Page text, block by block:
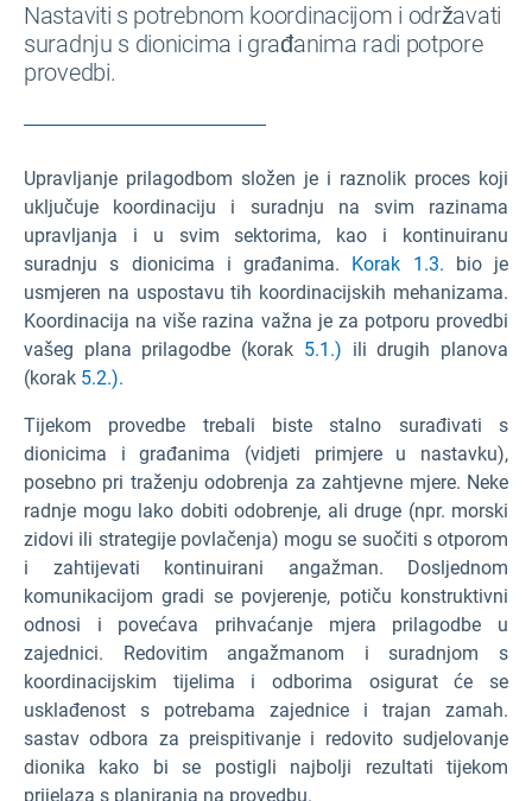
Nastaviti s potrebnom koordinacijom i održavati
suradnju s dionicima i građanima radi potpore
provedbi.
Upravljanje prilagodbom složen je i raznolik proces koji
uključuje koordinaciju i suradnju na svim razinama
upravljanja i u svim sektorima, kao i kontinuiranu
suradnju s dionicima i građanima. Korak 1.3. bio je
usmjeren na uspostavu tih koordinacijskih mehanizama.
Koordinacija na više razina važna je za potporu provedbi
vašeg plana prilagodbe (korak 5.1.) ili drugih planova
(korak 5.2.).
Tijekom provedbe trebali biste stalno surađivati s
dionicima i građanima (vidjeti primjere u nastavku),
posebno pri traženju odobrenja za zahtjevne mjere. Neke
radnje mogu lako dobiti odobrenje, ali druge (npr. morski
zidovi ili strategije povlačenja) mogu se suočiti s otporom
i zahtijevati kontinuirani angažman. Dosljednom
komunikacijom gradi se povjerenje, potiču konstruktivni
odnosi i povećava prihvaćanje mjera prilagodbe u
zajednici. Redovitim angažmanom i suradnjom s
koordinacijskim tijelima i odborima osigurat će se
usklađenost s potrebama zajednice i trajan zamah.
sastav odbora za preispitivanje i redovito sudjelovanje
dionika kako bi se postigli najbolji rezultati tijekom
prijelaza s planiranja na provedbu.